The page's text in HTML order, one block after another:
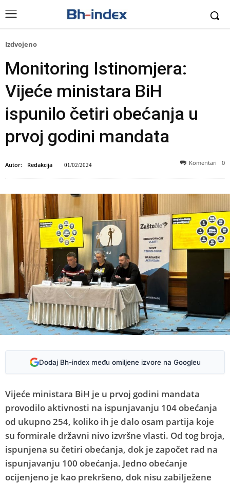
Izdvojeno
Monitoring Istinomjera:
Vijeće ministara BiH
ispunilo četiri obećanja u
prvoj godini mandata
Autor: Redakcija 01/02/2024 Komentari 0
Dodaj Bh-index među omiljene izvore na Googleu
Vijeće ministara BiH je u prvoj godini mandata
provodilo aktivnosti na ispunjavanju 104 obećanja
od ukupno 254, koliko ih je dalo osam partija koje
su formirale državni nivo izvršne vlasti. Od tog broja,
ispunjena su četiri obećanja, dok je započet rad na
ispunjavanju 100 obećanja. Jedno obećanje
ocijenjeno je kao prekršeno, dok nisu zabilježene